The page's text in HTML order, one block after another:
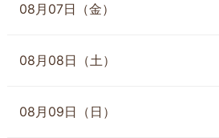
08月07日（金）
08月08日（土）
08月09日（日）